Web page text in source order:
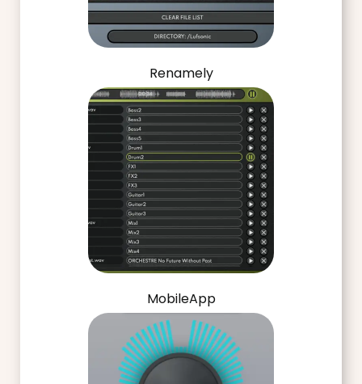
Renamely
MobileApp